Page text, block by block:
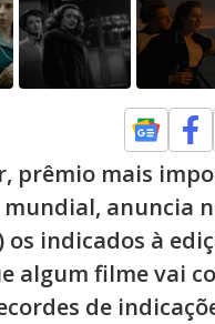
prêmio mais
mundial, anuncia
os indicados à
algum filme vai
de